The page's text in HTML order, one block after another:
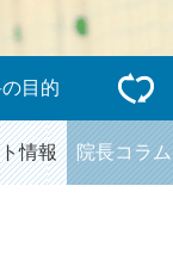
目的
情報 院長コラム